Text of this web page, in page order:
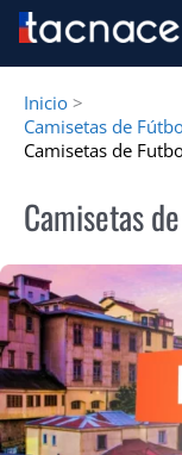
Inicio
Camisetas de
Camisetas de
Camisetas